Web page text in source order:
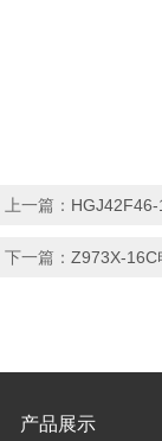
上一篇：
下一篇： Z973X-16C
产品展示